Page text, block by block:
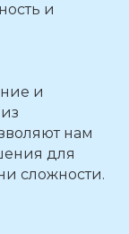
и
и
нам
для
сложности.